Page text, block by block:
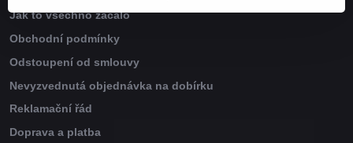
Jak to všechno začalo
Obchodní podmínky
Odstoupení od smlouvy
Nevyzvednutá objednávka na dobírku
Reklamační řád
Doprava a platba